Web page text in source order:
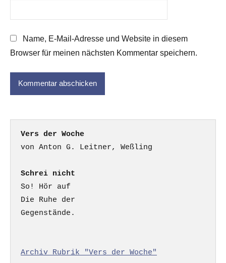
Name, E-Mail-Adresse und Website in diesem
Browser für meinen nächsten Kommentar speichern.
Vers der Woche
Schrei nicht
So! Hör auf
Die Ruhe der
Gegenstände.
Archiv Rubrik "Vers der Woche"